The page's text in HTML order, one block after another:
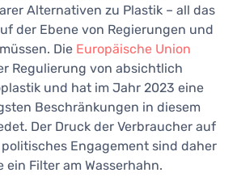
Alternativen zu Plastik – all das
der Ebene von Regierungen und
Die Europäische Union
Regulierung von absichtlich
und hat im Jahr 2023 eine
Beschränkungen in diesem
Der Druck der Verbraucher auf
Engagement sind daher
Filter am Wasserhahn.